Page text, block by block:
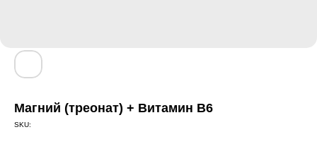
Магний (треонат) + Витамин В6
SKU: